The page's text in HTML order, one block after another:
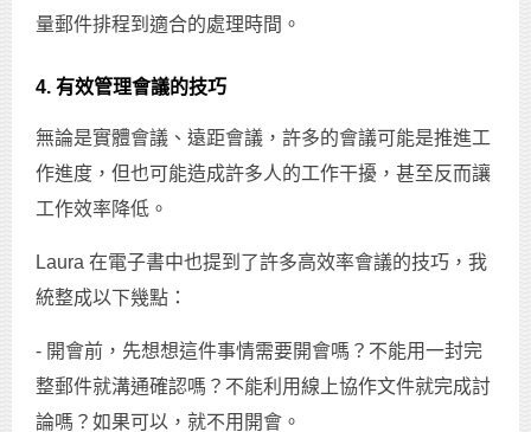
量郵件排程到適合的處理時間。
4. 有效管理會議的技巧
無論是實體會議、遠距會議，許多的會議可能是推進工
作進度，但也可能造成許多人的工作干擾，甚至反而讓
工作效率降低。
Laura 在電子書中也提到了許多高效率會議的技巧，我
統整成以下幾點：
- 開會前，先想想這件事情需要開會嗎？不能用一封完
整郵件就溝通確認嗎？不能利用線上協作文件就完成討
論嗎？如果可以，就不用開會。